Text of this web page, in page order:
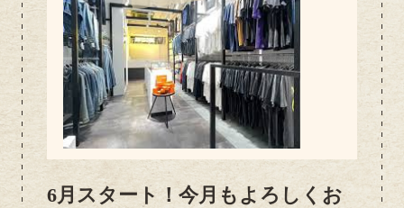
売所には朝採れの新鮮なとうもろこしが並び
始めるので、見つけたらぜひ手に取ってみて
ください！ 我が家でも毎年この季節を楽し
みにしていて、今年もたくさん食べる予定で
す 夏だけの旬の味覚を、ぜひ丹波で味わっ
てみてはいかがでしょうか。
6月スタート！今月もよろしくお